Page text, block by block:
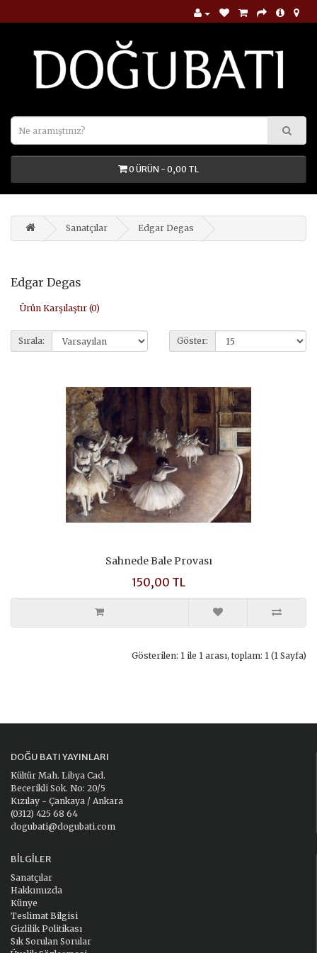
0 ÜRÜN - 0,00 TL
Sanatçılar Edgar Degas
Edgar Degas
Ürün Karşılaştır (0)
Sırala: Göster:
Sahnede Bale Provası
150,00 TL
Gösterilen: 1 ile 1 arası, toplam: 1 (1 Sayfa)
DOĞU BATI YAYINLARI
Kültür Mah. Libya Cad.
Becerikli Sok. No: 20/5
Kızılay - Çankaya / Ankara
(0312) 425 68 64
dogubati@dogubati.com
BILGILER
Sanatçılar
Hakkımızda
Künye
Teslimat Bilgisi
Gizlilik Politikası
Sık Sorulan Sorular